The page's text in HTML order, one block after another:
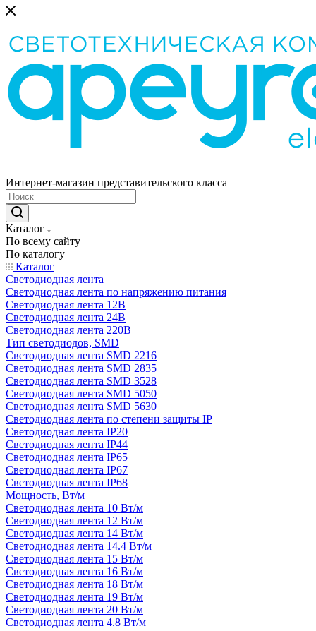
Интернет-магазин представительского класса
Каталог
По всему сайту
По каталогу
Каталог
Светодиодная лента
Светодиодная лента по напряжению питания
Светодиодная лента 12В
Светодиодная лента 24В
Светодиодная лента 220В
Тип светодиодов, SMD
Cветодиодная лента SMD 2216
Светодиодная лента SMD 2835
Светодиодная лента SMD 3528
Светодиодная лента SMD 5050
Светодиодная лента SMD 5630
Светодиодная лента по степени защиты IP
Светодиодная лента IP20
Светодиодная лента IP44
Светодиодная лента IP65
Светодиодная лента IP67
Светодиодная лента IP68
Мощность, Вт/м
Светодиодная лента 10 Вт/м
Светодиодная лента 12 Вт/м
Светодиодная лента 14 Вт/м
Светодиодная лента 14.4 Вт/м
Светодиодная лента 15 Вт/м
Светодиодная лента 16 Вт/м
Светодиодная лента 18 Вт/м
Светодиодная лента 19 Вт/м
Светодиодная лента 20 Вт/м
Светодиодная лента 4.8 Вт/м